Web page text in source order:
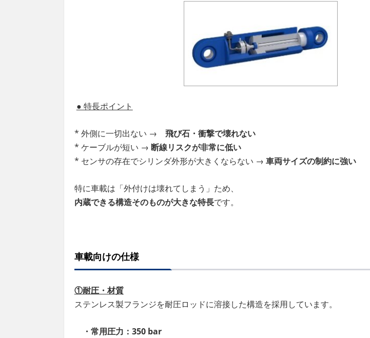
● 特長ポイント
* 外側に一切出ない → 飛び石・衝撃で壊れない
* ケーブルが短い → 断線リスクが非常に低い
* センサの存在でシリンダ外形が大きくならない → 車両サイズの制約に強い
特に車載は「外付けは壊れてしまう」ため、
内蔵できる構造そのものが大きな特長です。
車載向けの仕様
①耐圧・材質
ステンレス製フランジを耐圧ロッドに溶接した構造を採用しています。
・常用圧力：350 bar